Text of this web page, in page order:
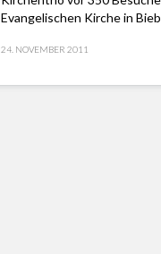
Evangelischen Kirche in
nennende Zerwürfnisse es
Ohren kaum trauen. Was
24. NOVEMBER 2011